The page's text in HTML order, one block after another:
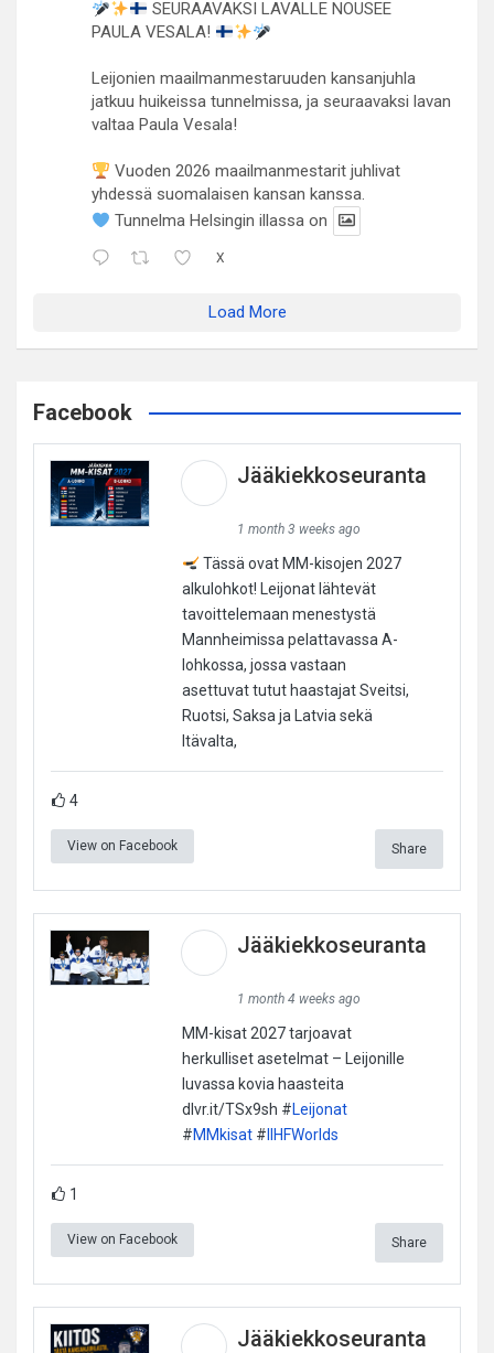
SEURAAVAKSI LAVALLE NOUSEE
PAULA VESALA!
Leijonien maailmanmestaruuden kansanjuhla
jatkuu huikeissa tunnelmissa, ja seuraavaksi lavan
valtaa Paula Vesala!
Vuoden 2026 maailmanmestarit juhlivat
yhdessä suomalaisen kansan kanssa.
Tunnelma Helsingin illassa on
X
Load More
Facebook
Jääkiekkoseuranta
1 month 3 weeks ago
Tässä ovat MM-kisojen 2027
alkulohkot! Leijonat lähtevät
tavoittelemaan menestystä
Mannheimissa pelattavassa A-
lohkossa, jossa vastaan
asettuvat tutut haastajat Sveitsi,
Ruotsi, Saksa ja Latvia sekä
Itävalta,
4
View on Facebook Share
Jääkiekkoseuranta
1 month 4 weeks ago
MM-kisat 2027 tarjoavat
herkulliset asetelmat – Leijonille
luvassa kovia haasteita
dlvr.it/TSx9sh #Leijonat
#MMkisat#IIHFWorlds
1
View on Facebook Share
Jääkiekkoseuranta